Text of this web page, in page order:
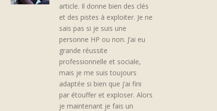
article. Il donne bien des clés
et des pistes à exploiter. Je ne
sais pas si je suis une
personne HP ou non. J’ai eu
grande réussite
professionnelle et sociale,
mais je me suis toujours
adaptée si bien que j’ai fini
par étouffer et exploser. Alors
je maintenant je fais un